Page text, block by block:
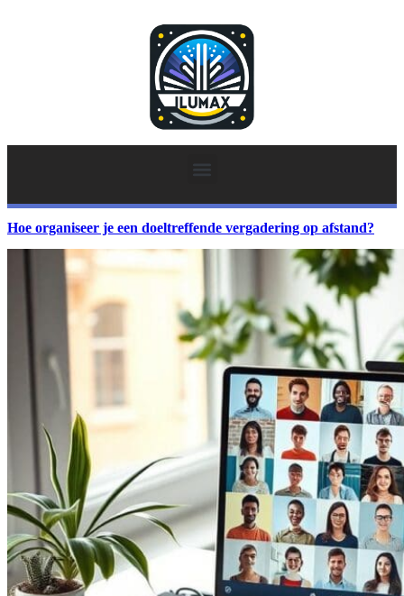
Hoe organiseer je een doeltreffende vergadering op afstand?